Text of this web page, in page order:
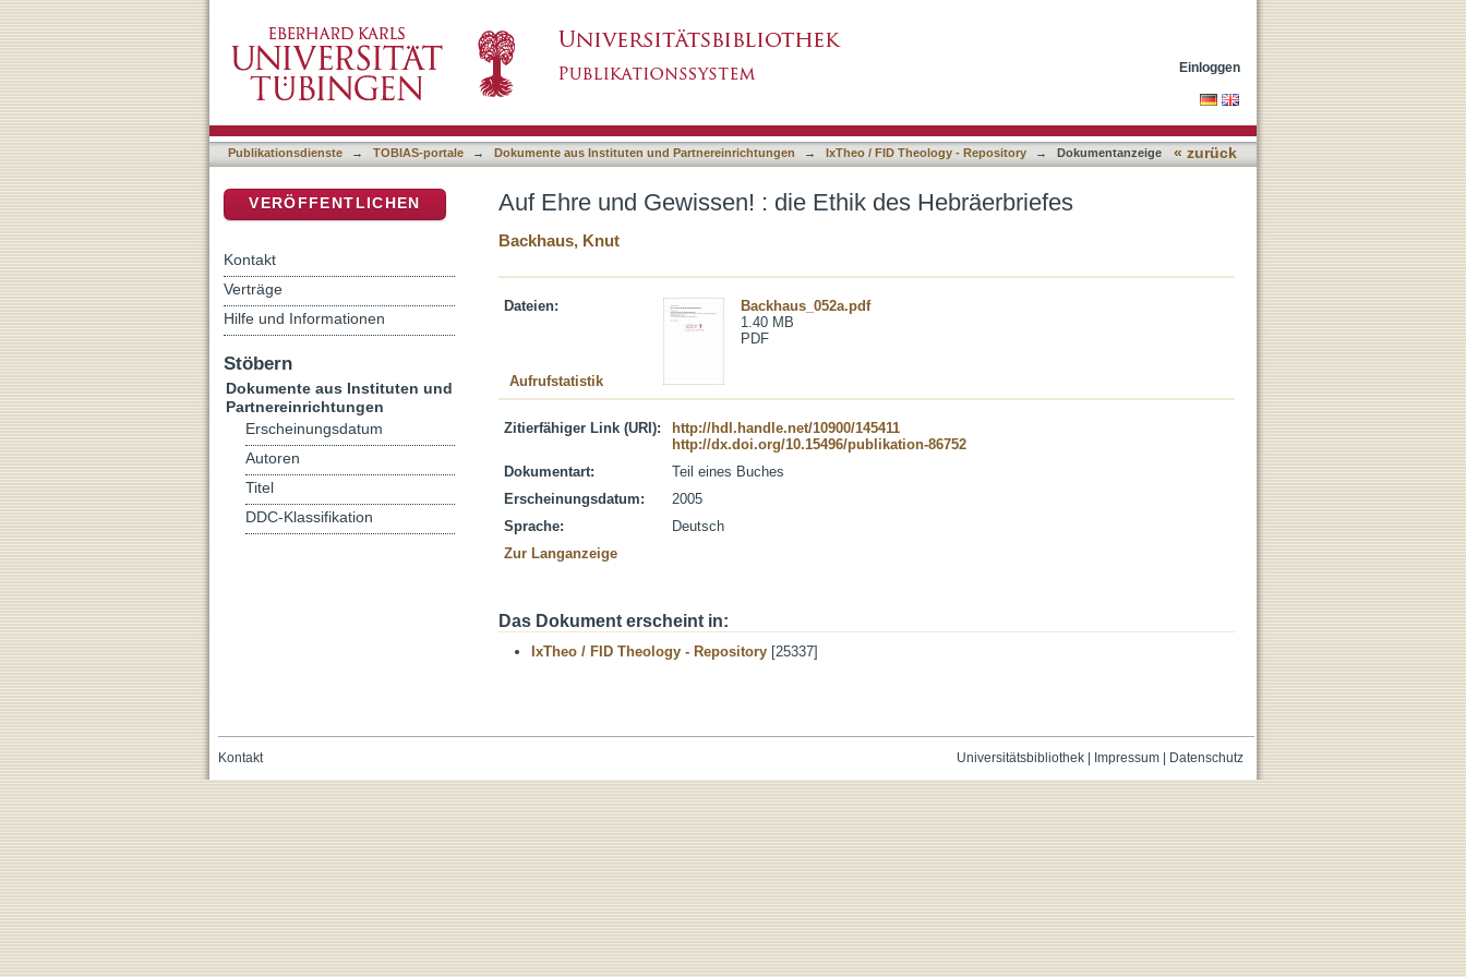
Einloggen
Publikationsdienste → TOBIAS-portale → Dokumente aus Instituten und Partnereinrichtungen → IxTheo / FID Theology - Repository → Dokumentanzeige « zurück
Auf Ehre und Gewissen! : die Ethik des Hebräerbriefes
Backhaus, Knut
Dateien:
Backhaus_052a.pdf
1.40 MB
PDF
Aufrufstatistik
Zitierfähiger Link (URI):
http://hdl.handle.net/10900/145411
http://dx.doi.org/10.15496/publikation-86752
Dokumentart:
Teil eines Buches
Erscheinungsdatum:
2005
Sprache:
Deutsch
Zur Langanzeige
Das Dokument erscheint in:
IxTheo / FID Theology - Repository [25337]
VERÖFFENTLICHEN
Kontakt
Verträge
Hilfe und Informationen
Stöbern
Dokumente aus Instituten und
Partnereinrichtungen
Erscheinungsdatum
Autoren
Titel
DDC-Klassifikation
Universitätsbibliothek| Impressum| Datenschutz
Kontakt